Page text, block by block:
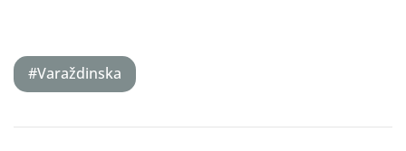
#Varaždinska